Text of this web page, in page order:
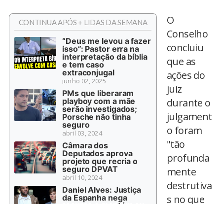
CONTINUA APÓS + LIDAS DA SEMANA
“Deus me levou a fazer
isso”: Pastor erra na
interpretação da bíblia
e tem caso
extraconjugal
junho 02, 2025
PMs que liberaram
playboy com a mãe
serão investigados;
Porsche não tinha
seguro
abril 03, 2024
Câmara dos
Deputados aprova
projeto que recria o
seguro DPVAT
abril 10, 2024
Daniel Alves: Justiça
da Espanha nega
O
Conselho
concluiu
que as
ações do
juiz
durante o
julgament
o foram
"tão
profunda
mente
destrutiva
s no que